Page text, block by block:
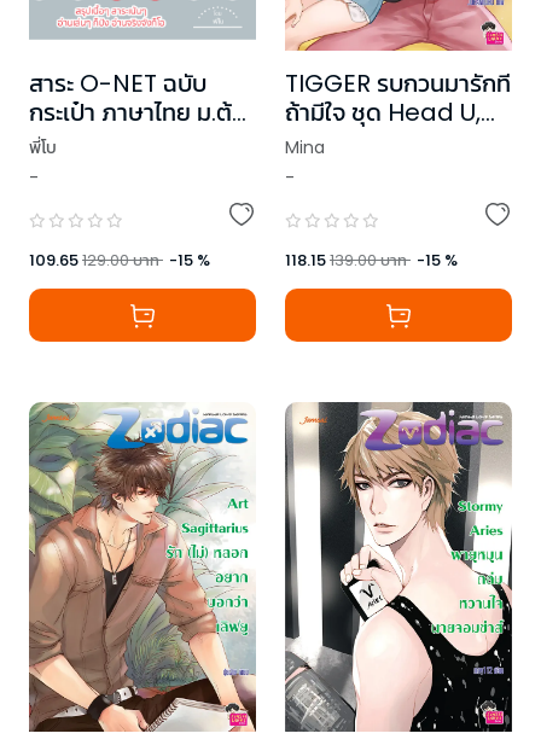
สาระ O-NET ฉบับ
กระเป๋า ภาษาไทย ม.ต้น
(ฉบับปรับปรุง)
พี่โบ
-
109.65129.00บาท -15 %
TIGGER รบกวนมารักที
ถ้ามีใจ ชุด Head U,
Luv You
Mina
-
118.15139.00บาท -15 %